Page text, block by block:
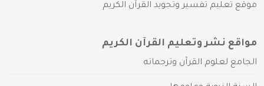
موقع تعليم تفسير وتجويد القرآن الكريم
مواقع نشر وتعليم القرآن الكريم
الجامع لعلوم القرآن وترجماته